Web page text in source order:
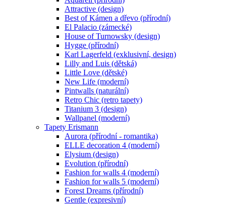
Attractive (design)
Best of Kámen a dřevo (přírodní)
El Palacio (zámecké)
House of Turnowsky (design)
Hygge (přírodní)
Karl Lagerfeld (exklusivní, design)
Lilly and Luis (dětská)
Little Love (dětské)
New Life (moderní)
Pintwalls (naturální)
Retro Chic (retro tapety)
Titanium 3 (design)
Wallpanel (moderní)
Tapety Erismann
Aurora (přírodní - romantika)
ELLE decoration 4 (moderní)
Elysium (design)
Evolution (přírodní)
Fashion for walls 4 (moderní)
Fashion for walls 5 (moderní)
Forest Dreams (přírodní)
Gentle (expresivní)